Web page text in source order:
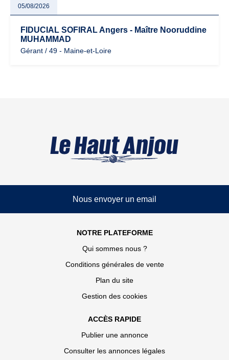
05/08/2026
FIDUCIAL SOFIRAL Angers - Maître Nooruddine
MUHAMMAD
Gérant / 49 - Maine-et-Loire
Nous envoyer un email
NOTRE PLATEFORME
Qui sommes nous ?
Conditions générales de vente
Plan du site
Gestion des cookies
ACCÈS RAPIDE
Publier une annonce
Consulter les annonces légales